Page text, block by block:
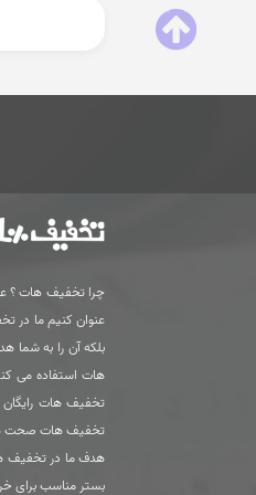
چرا تخفیف هات ؟
عنوان کنیم ما در
بلکه آن را به
هات استفاده می
تخفیف هات
تخفیف هات صحت
هدف ما در تخفیف
بستر مناسب برای